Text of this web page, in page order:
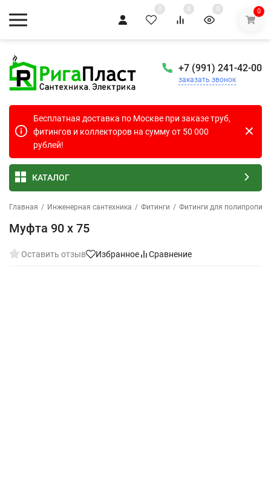
0 0 0 0
+7 (991) 241-42-00
заказать звонок
Бесплатная доставка по Москве при заказе труб,
фитингов и коллекторов на сумму от 50 000
рублей!
КАТАЛОГ
Главная / Инженерная сантехника / Фитинги / Фитинги для
Муфта 90 х 75
Оставить отзыв Избранное Сравнение